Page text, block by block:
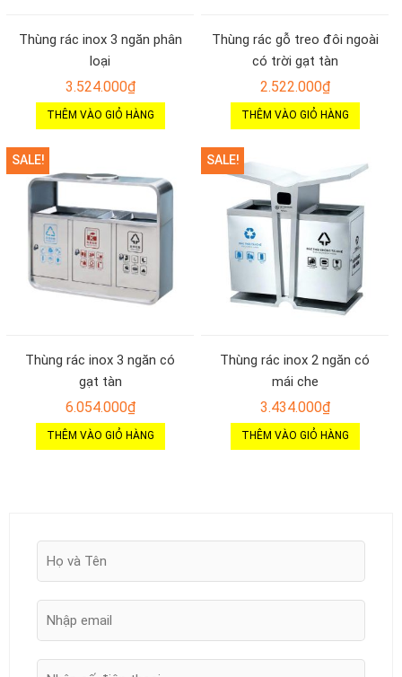
Thùng rác inox 3 ngăn phân
loại
3.524.000₫
THÊM VÀO GIỎ HÀNG
Thùng rác gỗ treo đôi ngoài
có trời gạt tàn
2.522.000₫
THÊM VÀO GIỎ HÀNG
SALE!
Thùng rác inox 3 ngăn có
gạt tàn
6.054.000₫
THÊM VÀO GIỎ HÀNG
SALE!
Thùng rác inox 2 ngăn có
mái che
3.434.000₫
THÊM VÀO GIỎ HÀNG